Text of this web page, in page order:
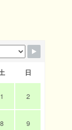
日
1 2
8 9